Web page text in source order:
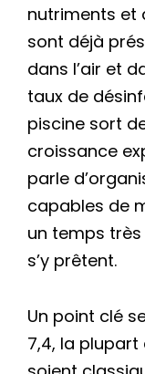
nutriments et
sont déjà
dans l’air et
taux de
piscine sort
croissance
parle
capables de
un temps
s’y prêtent.
Un point clé
7,4, la plupart